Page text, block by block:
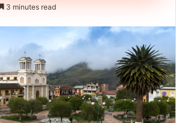
3 minutes read